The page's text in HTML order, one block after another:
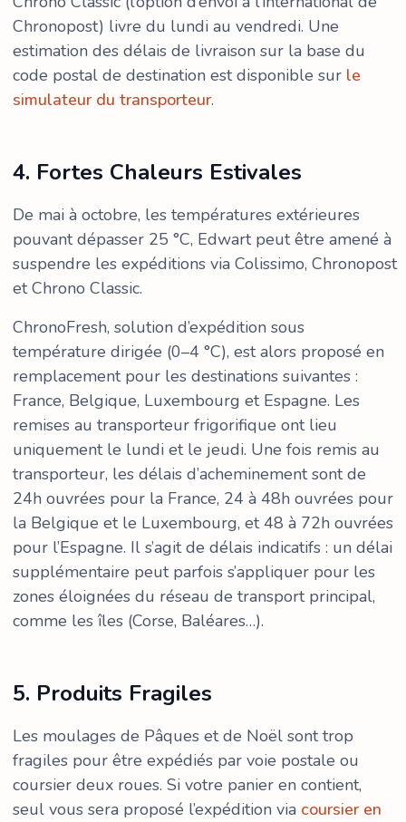
Chronopost) livre du lundi au vendredi. Une
estimation des délais de livraison sur la base du
code postal de destination est disponible sur le
simulateur du transporteur.
4. Fortes Chaleurs Estivales
De mai à octobre, les températures extérieures
pouvant dépasser 25 °C, Edwart peut être amené à
suspendre les expéditions via Colissimo, Chronopost
et Chrono Classic.
ChronoFresh, solution d’expédition sous
température dirigée (0–4 °C), est alors proposé en
remplacement pour les destinations suivantes :
France, Belgique, Luxembourg et Espagne. Les
remises au transporteur frigorifique ont lieu
uniquement le lundi et le jeudi. Une fois remis au
transporteur, les délais d’acheminement sont de
24h ouvrées pour la France, 24 à 48h ouvrées pour
la Belgique et le Luxembourg, et 48 à 72h ouvrées
pour l’Espagne. Il s’agit de délais indicatifs : un délai
supplémentaire peut parfois s’appliquer pour les
zones éloignées du réseau de transport principal,
comme les îles (Corse, Baléares…).
5. Produits Fragiles
Les moulages de Pâques et de Noël sont trop
fragiles pour être expédiés par voie postale ou
coursier deux roues. Si votre panier en contient,
seul vous sera proposé l’expédition via coursier en